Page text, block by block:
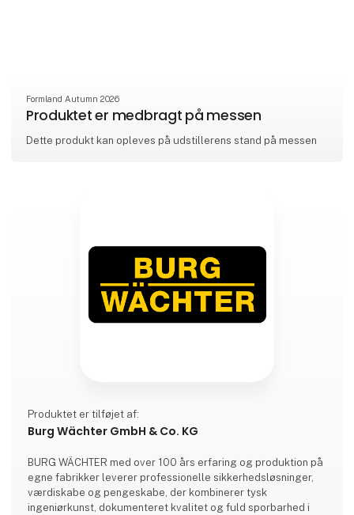
Formland Autumn 2026
Produktet er medbragt på messen
Dette produkt kan opleves på udstillerens stand på messen
Produktet er tilføjet af:
Burg Wächter GmbH & Co. KG
BURG WÄCHTER med over 100 års erfaring og produktion på
egne fabrikker leverer professionelle sikkerhedsløsninger,
værdiskabe og pengeskabe, der kombinerer tysk
ingeniørkunst, dokumenteret kvalitet og fuld sporbarhed i